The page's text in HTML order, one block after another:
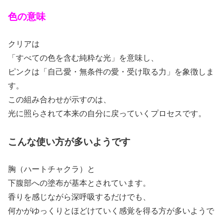
色の意味
クリアは
「すべての色を含む純粋な光」を意味し、
ピンクは「自己愛・無条件の愛・受け取る力」を象徴しま
す。
この組み合わせが示すのは、
光に照らされて本来の自分に戻っていくプロセスです。
こんな使い方が多いようです
胸（ハートチャクラ）と
下腹部への塗布が基本とされています。
香りを感じながら深呼吸するだけでも、
何かがゆっくりとほどけていく感覚を得る方が多いようで